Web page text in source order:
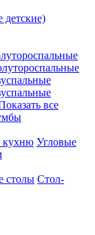
все
кухню Угловые
столы Стол-